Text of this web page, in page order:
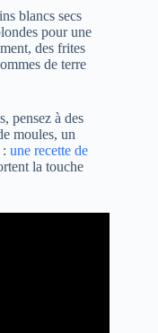
blancs secs
pour une
des frites
de terre
pensez à des
moules, un
une recette de
la touche